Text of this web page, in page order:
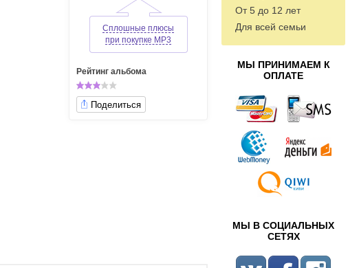
От 5 до 12 лет
Для всей семьи
МЫ ПРИНИМАЕМ К
ОПЛАТЕ
МЫ В СОЦИАЛЬНЫХ
СЕТЯХ
Сплошные плюсы
при покупке MP3
Рейтинг альбома
Поделиться